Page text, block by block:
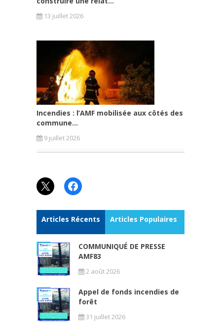
13 juillet 2026
Incendies : l’AMF mobilisée aux côtés des
commune...
9 juillet 2026
X Facebook
Articles Récents Articles Populaires
COMMUNIQUÉ DE PRESSE
AMF83
2 août 2026
Appel de fonds incendies de
forêt
31 juillet 2026